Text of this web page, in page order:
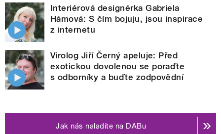
Interiérová designérka Gabriela
Hámová: S čím bojuju, jsou inspirace
z internetu
Virolog Jiří Černý apeluje: Před
exotickou dovolenou se poraďte
s odborníky a buďte zodpovědní
Jak nás naladíte na DABu